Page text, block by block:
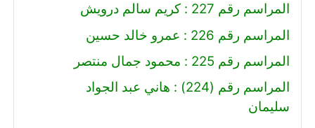
المراسم رقم 227 : كريم سالم درويش
المراسم رقم 226 : عمرو خالد حسين
المراسم رقم 225 : محمود جمال منتصر
المراسم رقم (224) : هاني عبد الجواد
سليمان